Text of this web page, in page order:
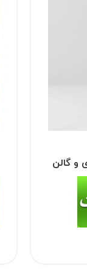
و گالن